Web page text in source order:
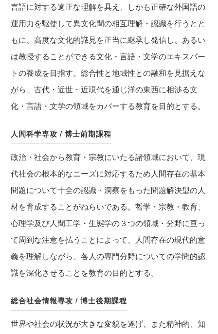
言語に対する適正な理解を具え、しかも正確な外国語の
運用力を駆使して異文化間の相互理解・認識を行うとと
もに、高度な文化的識見を正当に継承し発信し、あるい
は教授することができる文化・言語・文学のエキスパー
トの養成を目指す。総合性と地域性との融和を見据えな
がら、古代・近世・近現代を通じ洋の東西に相渉る文
化・言語・文学の領域をカバーする教育を目的とする。
人間科学専攻 / 博士前期課程
政治・社会から教育・宗教にいたる諸領域において、現
代社会の根本的なニーズに対応するため人間存在の基本
問題について十全の認識・洞察をもった問題解決型の人
材を育成することがねらいである。哲学・宗教・教育、
心理学及び人間工学・生態学の３つの領域・分野に亘っ
て周到な注意を払うことによって、人間存在の現代的意
義を理解しながら、各人の専門分野についての学問的認
識を深化させることを教育の目的とする。
総合社会情報専攻 / 博士後期課程
世界や社会の状況が大きな変貌を遂げ、また精神的、知